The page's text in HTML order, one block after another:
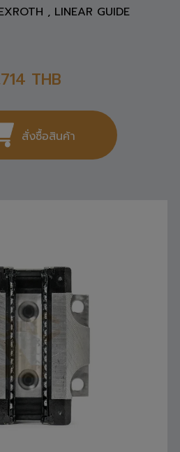
, LINEAR GUIDE
THB
สั่งซื้อสินค้า